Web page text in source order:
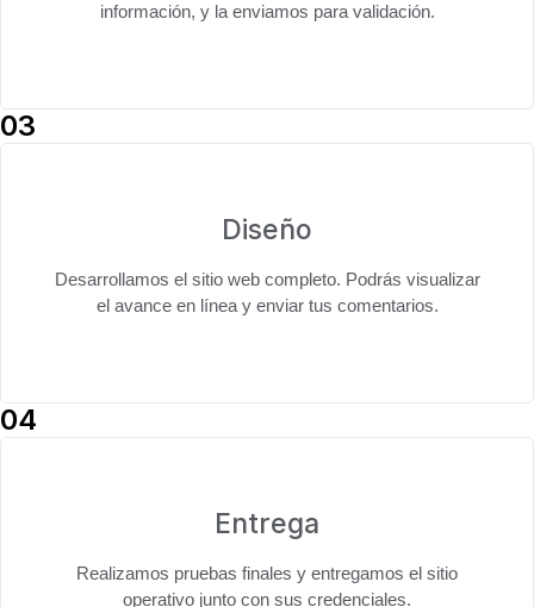
información, y la enviamos para validación.
03
Diseño
Desarrollamos el sitio web completo. Podrás visualizar
el avance en líneay enviar tus comentarios.
04
Entrega
Realizamos pruebas finales y entregamos el sitio
operativo junto con sus credenciales.